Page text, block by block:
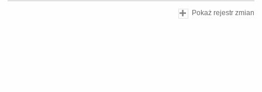
Pokaż rejestr zmian